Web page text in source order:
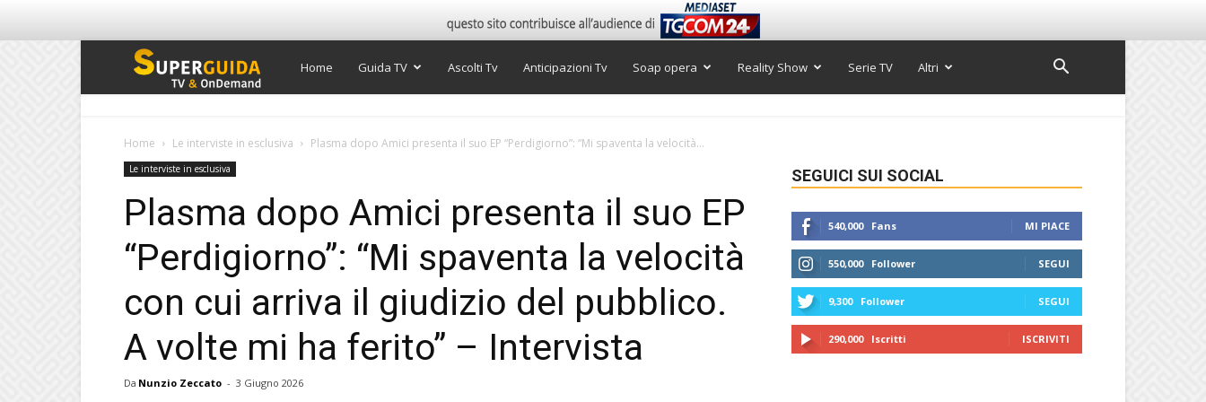
Super
Home Guida TV Ascolti Tv Anticipazioni Tv Soap opera Reality Show Serie TV Altri
Home Le interviste in esclusiva Plasma dopo Amici presenta il suo EP “Perdigiorno”: “Mi spaventa la velocità...
Le interviste in esclusiva
Plasma dopo Amici presenta il suo EP
“Perdigiorno”: “Mi spaventa la velocità
con cui arriva il giudizio del pubblico.
A volte mi ha ferito” – Intervista
Da Nunzio Zeccato - 3 Giugno 2026
SEGUICI SUI SOCIAL
540,000 Fans MI PIACE
550,000 Follower SEGUI
9,300 Follower SEGUI
290,000 Iscritti ISCRIVITI